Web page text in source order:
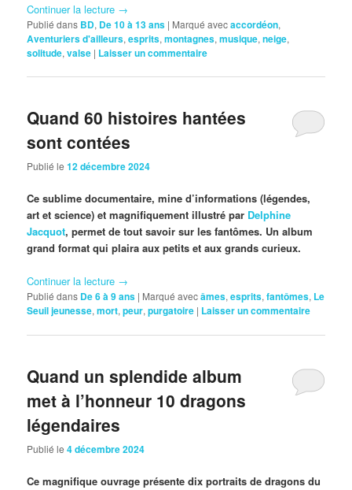
Continuer la lecture →
Publié dans BD, De 10 à 13 ans | Marqué avecaccordéon,
Aventuriers d'ailleurs,esprits,montagnes,musique,neige,
solitude,valse | Laisser un commentaire
Quand 60 histoires hantées
sont contées
Publié le12 décembre 2024
Ce sublime documentaire, mine d’informations (légendes,
art et science) et magnifiquement illustré par Delphine
Jacquot, permet de tout savoir sur les fantômes. Un album
grand format qui plaira aux petits et aux grands curieux.
Continuer la lecture →
Publié dans De 6 à 9 ans | Marqué avecâmes,esprits,fantômes, Le
Seuil jeunesse,mort,peur,purgatoire | Laisser un commentaire
Quand un splendide album
met à l’honneur 10 dragons
légendaires
Publié le4 décembre 2024
Ce magnifique ouvrage présente dix portraits de dragons du